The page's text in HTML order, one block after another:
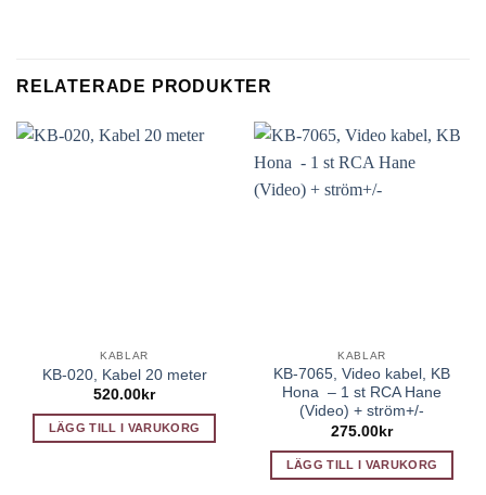
RELATERADE PRODUKTER
KABLAR
KB-020, Kabel 20 meter
520.00 kr
LÄGG TILL I VARUKORG
KABLAR
KB-7065, Video kabel, KB
Hona – 1 st RCA Hane
(Video) + ström+/-
275.00kr
LÄGG TILL I VARUKORG